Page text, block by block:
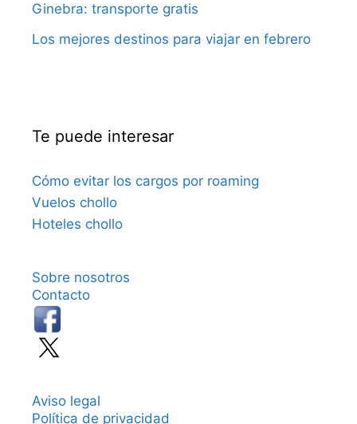
Ginebra: transporte gratis
Los mejores destinos para viajar en febrero
Te puede interesar
Cómo evitar los cargos por roaming
Vuelos chollo
Hoteles chollo
Sobre nosotros
Contacto
Aviso legal
Política de privacidad